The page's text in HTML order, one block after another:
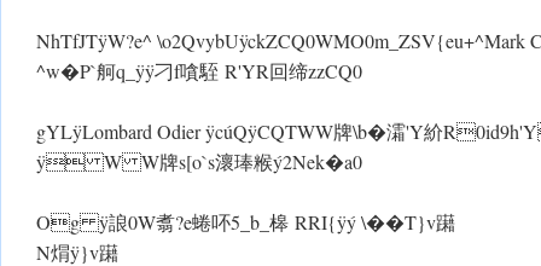
NhTfJT ÿ W?e^ \o2QvybU ÿckZCQ0WMO0m_ZSV{eu+^Mark
^w�P`舸q_ÿ ÿ刁f嗿駤 R'YR回缔zzCQ0
gYLÿLombard Odier ÿcúQ ÿCQT W W牌\b�灀'Y紒
ÿ W W牌s[o`s瀤琫糇ý2Nek�a0
Og ÿ誏0W翥?e蜷吥5_b_槔 RRI{ ÿý \��T}v躤
N焨 ÿ}v躤